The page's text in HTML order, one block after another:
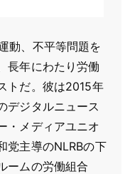
動、不平等問題を
長年にわたり労働
トだ。彼は2015年
デジタルニュース
・メディアユニオ
党主導のNLRBの下
ームの労働組合